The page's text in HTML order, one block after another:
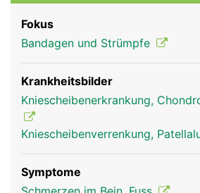
Rubriken
dreieckig, mit der Spitze nach
sorgt erstens für eine
genannten Sehne bei der
zweitens verstärkt sie die Kraft
Oberschenkelmuskels auf den
sie wie ein Hebel wirkt. Dadurch
Oberschenkelmuskulatur das
Fokus
Bandagen und Strümpfe
Krankheitsbilder
Kniescheibenerkrankung,
Kniescheibenverrenkung,
Symptome